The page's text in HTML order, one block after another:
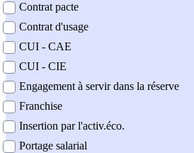
Contrat pacte
Contrat d'usage
CUI - CAE
CUI - CIE
Engagement à servir dans la réserve
Franchise
Insertion par l'activ.éco.
Portage salarial